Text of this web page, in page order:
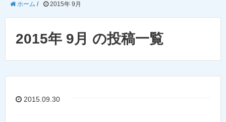
ホーム / 2015年 9月
2015年 9月 の投稿一覧
2015.09.30